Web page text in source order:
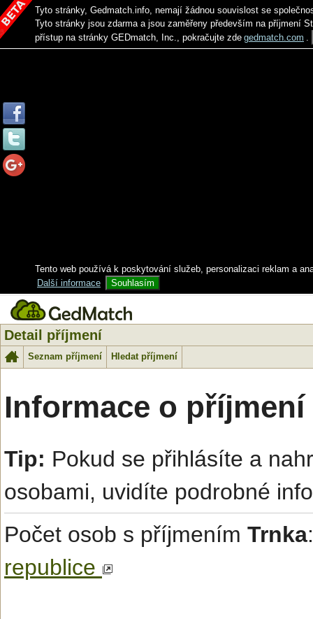
Tyto stránky, Gedmatch.info, nemají žádnou souvislost se
Tyto stránky jsou zdarma a jsou zaměřeny především na příjmení
přístup na stránky GEDmatch, Inc., pokračujte zde gedmatch.com .
Tento web používá k poskytování služeb, personalizaci reklam a
Další informace
Souhlasím
Detail příjmení
Seznam příjmení Hledat příjmení
Informace o příjmení
Tip: Pokud se přihlásíte a
osobami, uvidíte podrobné
Počet osob s příjmením Trnka
republice